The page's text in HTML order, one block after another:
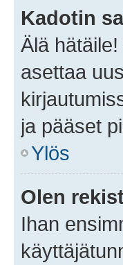
Kadotin
Älä
asettaa
ja pääset
Ylös
Olen
Ihan